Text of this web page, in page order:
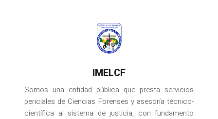
IMELCF
Somos una entidad pública que presta servicios
periciales de Ciencias Forenses y asesoría técnico-
científica al sistema de justicia, con fundamento